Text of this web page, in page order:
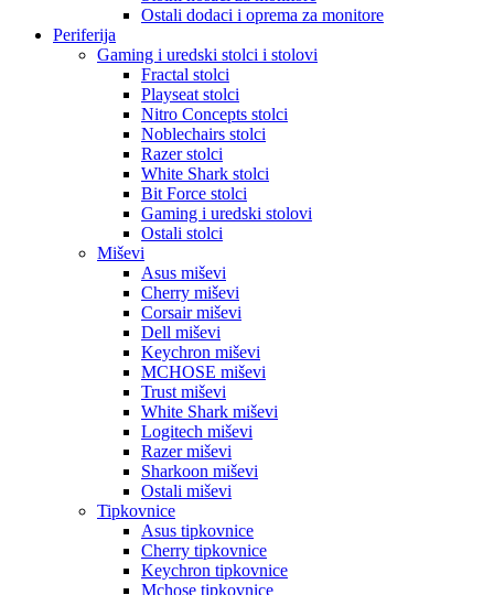
Ostali dodaci i oprema za monitore
Periferija
Gaming i uredski stolci i stolovi
Fractal stolci
Playseat stolci
Nitro Concepts stolci
Noblechairs stolci
Razer stolci
White Shark stolci
Bit Force stolci
Gaming i uredski stolovi
Ostali stolci
Miševi
Asus miševi
Cherry miševi
Corsair miševi
Dell miševi
Keychron miševi
MCHOSE miševi
Trust miševi
White Shark miševi
Logitech miševi
Razer miševi
Sharkoon miševi
Ostali miševi
Tipkovnice
Asus tipkovnice
Cherry tipkovnice
Keychron tipkovnice
Mchose tipkovnice